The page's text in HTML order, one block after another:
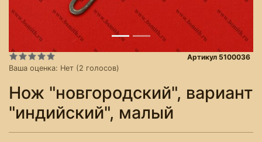
Ваша оценка: Нет (2 голосов)
Артикул 5100036
Нож "новгородский", вариант
"индийский", малый